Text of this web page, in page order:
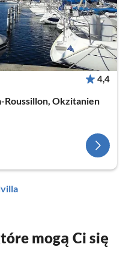
4,4
Roussillon, Okzitanien
mogą Ci się